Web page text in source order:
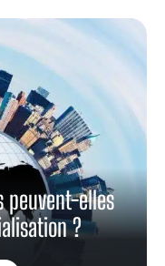
peuvent-elles
?